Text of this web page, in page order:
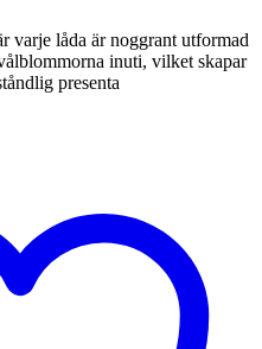
varje låda är noggrant utformad
inuti, vilket skapar
presenta